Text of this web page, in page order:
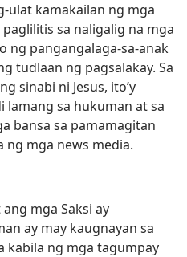
ulat kamakailan ng mga
sa naligalig na mga
ng pangangalaga-sa-anak
tudlaan ng pagsalakay. Sa
sinabi ni Jesus, ito’y
sa hukuman at sa
bansa sa pamamagitan
ng mga news media.
mga Saksi ay
ay may kaugnayan sa
kabila ng mga tagumpay